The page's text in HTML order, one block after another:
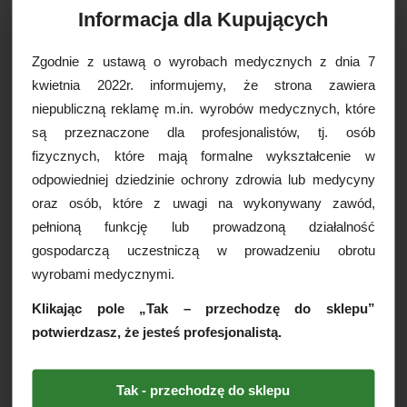
Klasyfikacja wyrobów
Wyrób medyczny, klasa
notyfikowanej, Nazwa:
Service GmbH
Basic UDI/DI: 69492362N005QN
WIĘCEJ INFORMACJI
Igła motylkowa z wężykiem
Biomedico przeznaczona do
infuzji.
systemowy posiada osłonkę (wentyl) umożliwiającą
Informacja dla Kupujących
Zgodnie z ustawą o wyrobach medycznych z dnia 7
kwietnia 2022r. informujemy, że strona zawiera
niepubliczną reklamę m.in. wyrobów medycznych, które
są przeznaczone dla profesjonalistów, tj. osób
fizycznych, które mają formalne wykształcenie w
odpowiedniej dziedzinie ochrony zdrowia lub medycyny
oraz osób, które z uwagi na wykonywany zawód,
pełnioną funkcję lub prowadzoną działalność
gospodarczą uczestniczą w prowadzeniu obrotu
wyrobami medycznymi.
Klikając pole „Tak – przechodzę do sklepu”
potwierdzasz, że jesteś profesjonalistą.
Tak - przechodzę do sklepu